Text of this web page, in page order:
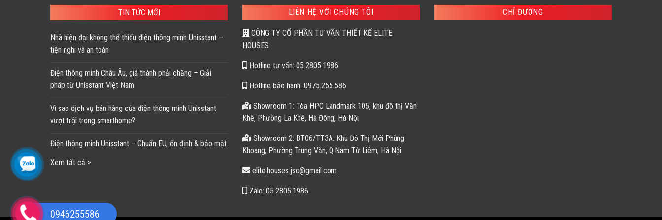
TIN TỨC MỚI
Nhà hiện đại không thể thiếu điện thông minh Unisstant –
tiện nghi và an toàn
Điện thông minh Châu Âu, giá thành phải chăng – Giải
pháp từ Unisstant Việt Nam
Vì sao dịch vụ bán hàng của điện thông minh Unisstant
vượt trội trong smarthome?
Điện thông minh Unisstant – Chuẩn EU, ổn định & bảo mật
Xem tất cả >
LIÊN HỆ VỚI CHÚNG TÔI
CÔNG TY CỔ PHẦN TƯ VẤN THIẾT KẾ ELITE
HOUSES
Hotline tư vấn: 05.2805.1986
Hotline bảo hành: 0975.255.586
Showroom 1: Tòa HPC Landmark 105, khu đô thị Văn
Khê, Phường La Khê, Hà Đông, Hà Nội
Showroom 2: BT06/TT3A. Khu Đô Thị Mới Phùng
Khoang, Phường Trung Văn, Q.Nam Từ Liêm, Hà Nội
elite.houses.jsc@gmail.com
Zalo: 05.2805.1986
CHỈ ĐƯỜNG
0946255586